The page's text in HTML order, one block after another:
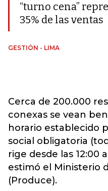
“turno cena”
35% de las ventas
GESTIÓN - LIMA
Cerca de 200.000
conexas se vean
horario establecido
social obligatoria
rige desde las 12:00
estimó el Ministerio
(Produce).